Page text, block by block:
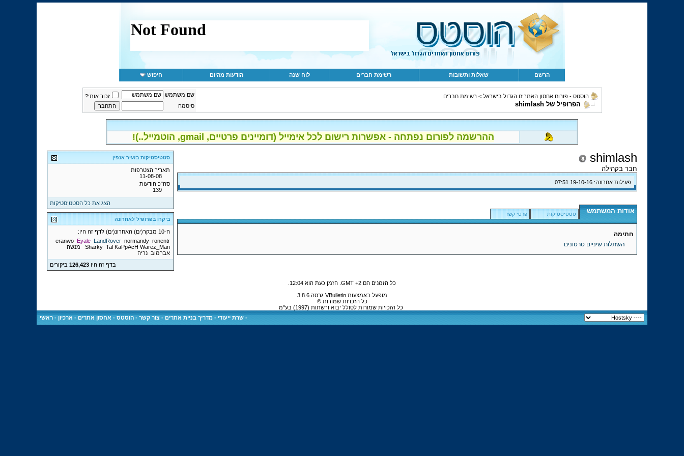
הרשם שאלות ותשובות רשימת חברים לוח שנה הודעות מהיום חיפוש
הוסטס - פורום אחסון האתרים הגדול בישראל > רשימת חברים
הפרופיל של shimlash
שם משתמש
זכור אותי?
סיסמה
ההרשמה לפורום נפתחה - אפשרות רישום לכל אימייל (דומיינים פרטיים, gmail, הוטמייל..)!
shimlash
חבר בקהילה
פעילות אחרונה: 07:51
אודות המשתמש סטטיסטיקות פרטי קשר
חתימה
השתלות שיניים סרטונים
סטטיסטיקות בזעיר אנפין
תאריך הצטרפות
11-08-08
סה"כ הודעות
139
הצג את כל הסטטיסטיקות
ביקרו בפרופיל לאחרונה
ה-10 מבקר(ים) האחרונ(ים) לדף זה היו:
eranwo Eyale LandRover normandy ronentr
Sharky Tal KaPpAcH Warez_Man
מנשה
אברמוב נריה
בדף זה היו126,423 ביקורים
כל הזמנים הם GMT +2. הזמן כעת הוא 12:04
מופעל באמצעות VBulletin גרסה 3.8.6
כל הזכויות שמורות ©
כל הזכויות שמורות לסולל יבוא ורשתות (1997) בע"מ
- שרת ייעודי - מדריך בניית אתרים - צור קשר - הוסטס - אחסון אתרים - ארכיון - ראשי